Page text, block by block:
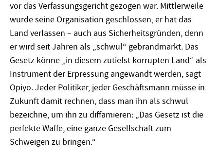
vor das Verfassungsgericht gezogen war. Mittlerweile
wurde seine Organisation geschlossen, er hat das
Land verlassen – auch aus Sicherheitsgründen, denn
er wird seit Jahren als „schwul“ gebrandmarkt. Das
Gesetz könne „in diesem zutiefst korrupten Land“ als
Instrument der Erpressung angewandt werden, sagt
Opiyo. Jeder Politiker, jeder Geschäftsmann müsse in
Zukunft damit rechnen, dass man ihn als schwul
bezeichne, um ihn zu diffamieren: „Das Gesetz ist die
perfekte Waffe, eine ganze Gesellschaft zum
Schweigen zu bringen.“